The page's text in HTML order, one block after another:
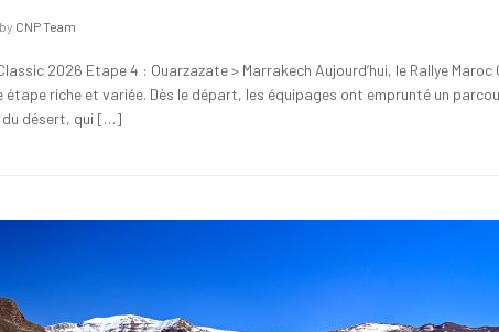
by CNP Team
2026 Etape 4 : Ouarzazate > Marrakech Aujourd’hui, le Rallye
étape riche et variée. Dès le départ, les équipages ont emprunté un
du désert, qui […]